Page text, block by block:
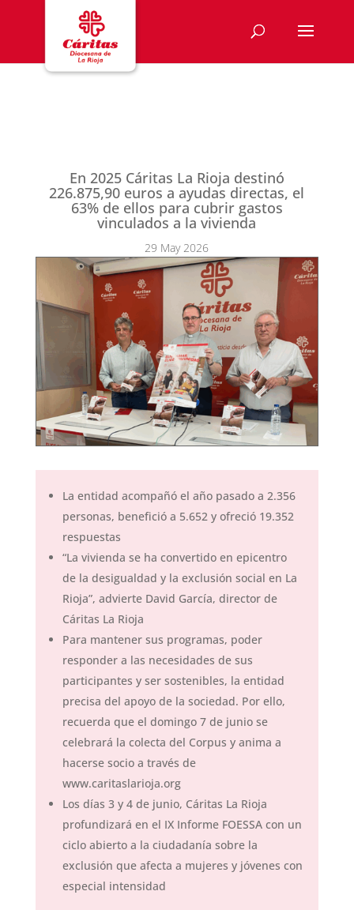
En 2025 Cáritas La Rioja destinó
226.875,90 euros a ayudas directas, el
63% de ellos para cubrir gastos
vinculados a la vivienda
29 May 2026
La entidad acompañó el año pasado a 2.356
personas, benefició a 5.652 y ofreció 19.352
respuestas
“La vivienda se ha convertido en epicentro
de la desigualdad y la exclusión social en La
Rioja”, advierte David García, director de
Cáritas La Rioja
Para mantener sus programas, poder
responder a las necesidades de sus
participantes y ser sostenibles, la entidad
precisa del apoyo de la sociedad. Por ello,
recuerda que el domingo 7 de junio se
celebrará la colecta del Corpus y anima a
hacerse socio a través de
www.caritaslarioja.org
Los días 3 y 4 de junio, Cáritas La Rioja
profundizará en el IX Informe FOESSA con un
ciclo abierto a la ciudadanía sobre la
exclusión que afecta a mujeres y jóvenes con
especial intensidad